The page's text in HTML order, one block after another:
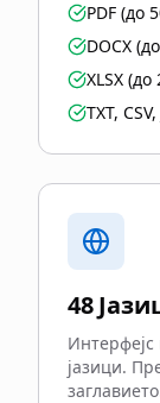
PDF (до
DOCX
XLSX (до
TXT,
48
јазици.